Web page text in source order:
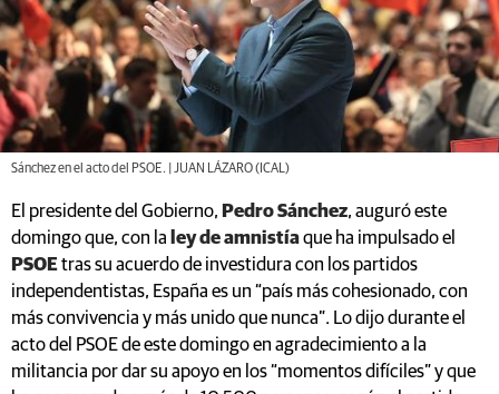
Sánchez en el acto del PSOE. | JUAN LÁZARO (ICAL)
El presidente del Gobierno, Pedro Sánchez, auguró este
domingo que, con la ley de amnistíaque ha impulsado el
PSOEtras su acuerdo de investidura con los partidos
independentistas, España es un “país más cohesionado, con
más convivencia y más unido que nunca”. Lo dijo durante el
acto del PSOE de este domingo en agradecimiento a la
militancia por dar su apoyo en los “momentos difíciles” y que